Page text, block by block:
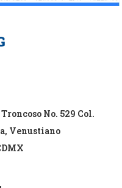
No. 529 Col.
Venustiano